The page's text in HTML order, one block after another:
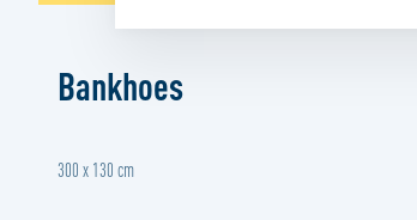
Bankhoes
300 x 130 cm